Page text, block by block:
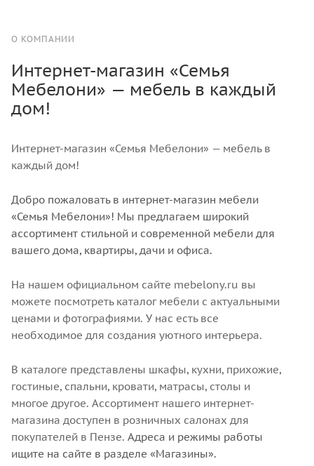
О КОМПАНИИ
Интернет-магазин «Семья
Мебелони» — мебель в каждый
дом!
Интернет-магазин «Семья Мебелони» — мебель в
каждый дом!
Добро пожаловать в интернет-магазин мебели
«Семья Мебелони»! Мы предлагаем широкий
ассортимент стильной и современной мебели для
вашего дома, квартиры, дачи и офиса.
На нашем официальном сайте mebelony.ru вы
можете посмотреть каталог мебели с актуальными
ценами и фотографиями. У нас есть все
необходимое для создания уютного интерьера.
В каталоге представлены шкафы, кухни, прихожие,
гостиные, спальни, кровати, матрасы, столы и
многое другое. Ассортимент нашего интернет-
магазина доступен в розничных салонах для
покупателей в Пензе. Адреса и режимы работы
ищите на сайте в разделе «Магазины».